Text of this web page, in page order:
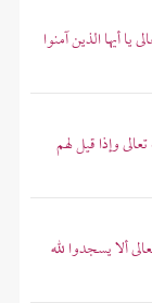
أيها الذين آمنوا
وإذا قيل لهم
ألا يسجدوا لله